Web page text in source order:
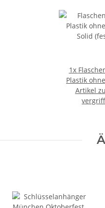
1x
Plastik
Solid (feste
Artikel